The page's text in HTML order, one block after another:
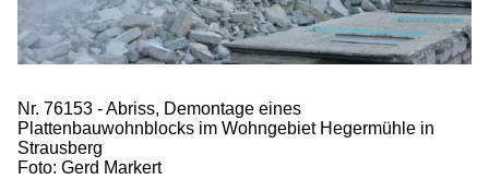
Nr. 76153 - Abriss, Demontage eines
Plattenbauwohnblocks im Wohngebiet Hegermühle in
Strausberg
Foto: Gerd Markert